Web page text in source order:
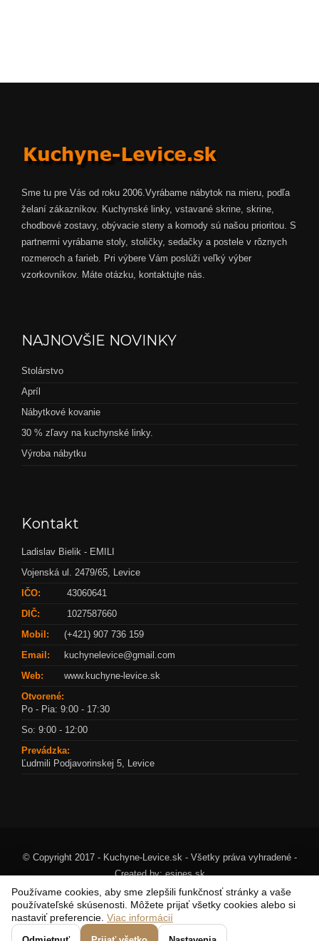
Sme tu pre Vás od roku 2006.Vyrábame nábytok na mieru, podľa
želaní zákazníkov. Kuchynské linky, vstavané skrine, skrine,
chodbové zostavy, obývacie steny a komody sú našou prioritou. S
partnermi vyrábame stoly, stoličky, sedačky a postele v rôznych
rozmeroch a farieb. Pri výbere Vám poslúži veľký výber
vzorkovníkov. Máte otázku, kontaktujte nás.
NAJNOVŠIE NOVINKY
Stolárstvo
Apríl
Nábytkové kovanie
30 % zľavy na kuchynské linky.
Výroba nábytku
Kontakt
Ladislav Bielik - EMILI
Vojenská ul. 2479/65, Levice
IČO:
43060641
DIČ:
1027587660
Mobil:
(+421) 907 736 159
Email:
kuchynelevice@gmail.com
Web:
www.kuchyne-levice.sk
Otvorené:
Po - Pia: 9:00 - 17:30
So: 9:00 - 12:00
Prevádzka:
Ľudmili Podjavorinskej 5, Levice
© Copyright 2017 - Kuchyne-Levice.sk - Všetky práva vyhradené -
Created by:esines.sk
Používame cookies, aby sme zlepšili funkčnosť stránky a vaše
používateľské skúsenosti. Môžete prijať všetky cookies alebo si
nastaviť preferencie. Viac informácií